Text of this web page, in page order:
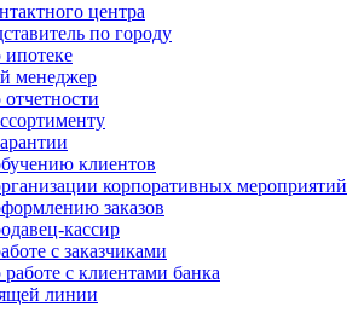
центра
по городу
ипотеке
менеджер
клиентов
корпоративных мероприятий
заказов
кассир
с заказчиками
с клиентами банка
линии